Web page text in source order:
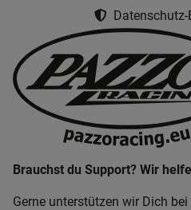
Brauchst du Support? Wir
Gerne unterstützen wir Dich